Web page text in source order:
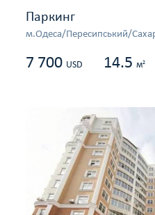
Паркинг
м.Одеса/Пересипський/
7 700 USD 14.5 м2